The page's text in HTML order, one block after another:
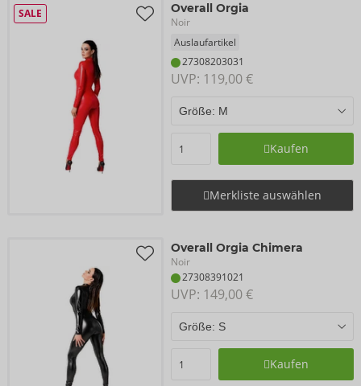
SALE Overall Orgia
Noir
Auslaufartikel
27308203031
UVP: 119,00 €
Kaufen
Merkliste auswählen
Overall Orgia Chimera
Noir
27308391021
UVP: 149,00 €
Kaufen